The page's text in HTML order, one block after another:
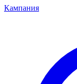
Кампания